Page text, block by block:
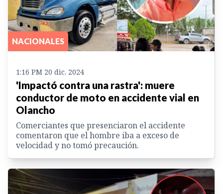
NACIONALES
1:16 PM 20 dic. 2024
'Impactó contra una rastra': muere
conductor de moto en accidente vial en
Olancho
Comerciantes que presenciaron el accidente
comentaron que el hombre iba a exceso de
velocidad y no tomó precaución.